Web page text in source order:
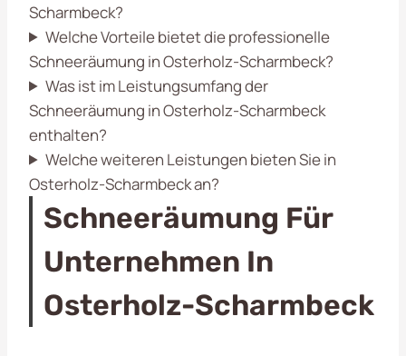
Scharmbeck?
Welche Vorteile bietet die professionelle
Schneeräumung in Osterholz-Scharmbeck?
Was ist im Leistungsumfang der
Schneeräumung in Osterholz-Scharmbeck
enthalten?
Welche weiteren Leistungen bieten Sie in
Osterholz-Scharmbeck an?
Schneeräumung Für
Unternehmen In
Osterholz-Scharmbeck